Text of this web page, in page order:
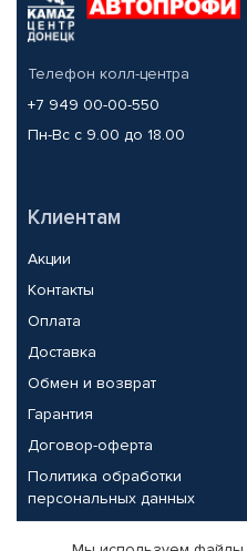
Телефон колл-центра
+7 949 00-00-550
Пн-Вс с 9.00 до 18.00
Клиентам
Акции
Контакты
Оплата
Доставка
Обмен и возврат
Гарантия
Договор-оферта
Политика обработки
персональных данных